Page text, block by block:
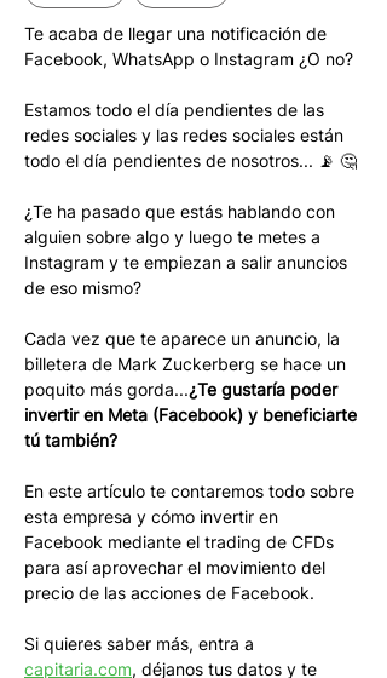
Te acaba de llegar una notificación de
Facebook, WhatsApp o Instagram ¿O no?
Estamos todo el día pendientes de las
redes sociales y las redes sociales están
todo el día pendientes de nosotros... 📡 🤔
¿Te ha pasado que estás hablando con
alguien sobre algo y luego te metes a
Instagram y te empiezan a salir anuncios
de eso mismo?
Cada vez que te aparece un anuncio, la
billetera de Mark Zuckerberg se hace un
poquito más gorda...¿Te gustaría poder
invertir en Meta (Facebook) y beneficiarte
tú también?
En este artículo te contaremos todo sobre
esta empresa y cómo invertir en
Facebook mediante el trading de CFDs
para así aprovechar el movimiento del
precio de las acciones de Facebook.
Si quieres saber más, entra a
capitaria.com, déjanos tus datos y te